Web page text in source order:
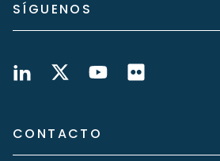
SÍGUENOS
CONTACTO